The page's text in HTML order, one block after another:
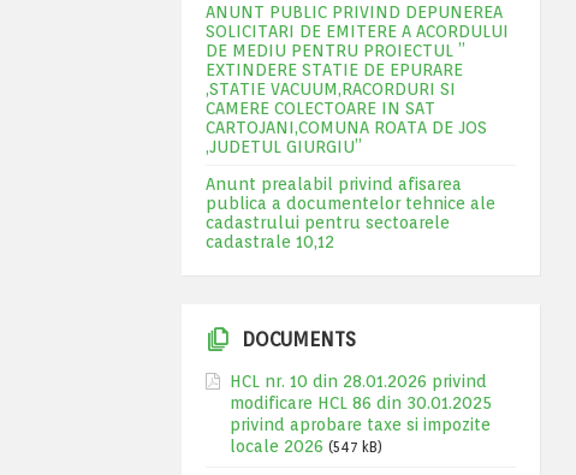
ANUNT PUBLIC PRIVIND DEPUNEREA
SOLICITARI DE EMITERE A ACORDULUI
DE MEDIU PENTRU PROIECTUL ”
EXTINDERE STATIE DE EPURARE
,STATIE VACUUM,RACORDURI SI
CAMERE COLECTOARE IN SAT
CARTOJANI,COMUNA ROATA DE JOS
,JUDETUL GIURGIU”
Anunt prealabil privind afisarea
publica a documentelor tehnice ale
cadastrului pentru sectoarele
cadastrale 10,12
DOCUMENTS
HCL nr. 10 din 28.01.2026 privind
modificare HCL 86 din 30.01.2025
privind aprobare taxe si impozite
locale 2026 (547 kB)